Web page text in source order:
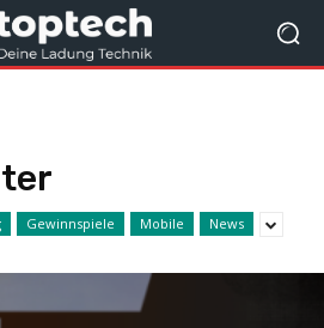
Gewinnspiele Mobile News